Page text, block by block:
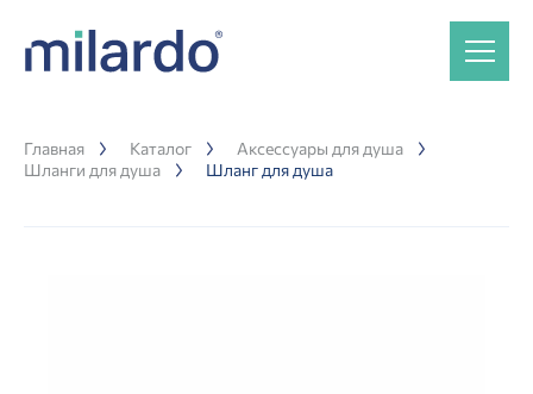
Главная Каталог
Аксессуары для душа
Шланги для душа
Шланг для душа